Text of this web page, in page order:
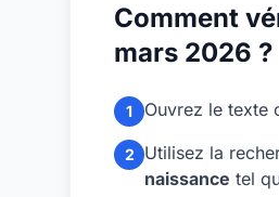
Comment
mars 2026 ?
1 Ouvrez le texte
2 Utilisez la
naissance tel